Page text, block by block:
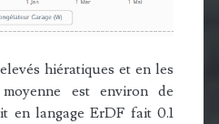
hiératiques et en les
est environ de
en langage ErDF fait 0.1